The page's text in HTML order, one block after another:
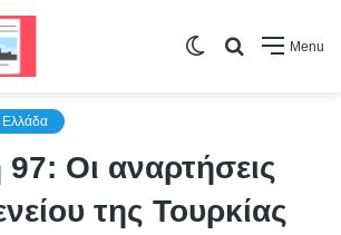
Menu
Search
Switch
Ελλάδα
Οι αναρτήσεις
της Τουρκίας